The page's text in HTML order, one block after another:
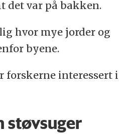
det var på bakken.
hvor mye jorder og
byene.
forskerne interessert i
støvsuger